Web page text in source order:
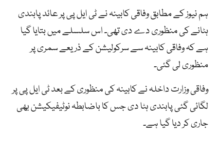
ہم نیوز کے مطابق وفاقی کابینہ نے ٹی ایل پی پر عائد پابندی
ہٹانے کی منظوری دے دی تھی۔ اس سلسلے میں بتایا گیا
ہے کہ وفاقی کابینہ سے سرکولیشن کے ذریعے سمری پر
منظوری لی گئی۔
وفاقی وزارت داخلہ نے کابینہ کی منظوری کے بعد ٹی ایل پی پر
لگائی گئی پابندی ہٹا دی جس کا باضابطہ نوٹیفیکیشن بھی
جاری کر دیا گیا ہے۔